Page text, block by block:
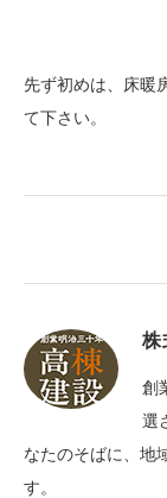
先ず初めは、床暖
て下さい。
株
創
選
なたのそばに、地
す。